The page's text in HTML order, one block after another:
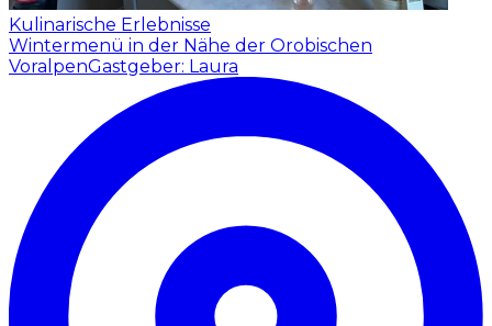
Kulinarische Erlebnisse
Wintermenü in der Nähe der Orobischen
VoralpenGastgeber: Laura